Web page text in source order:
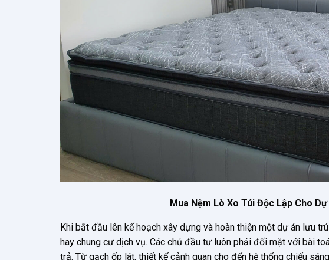
Mua Nệm Lò Xo Túi Độc Lập Cho
Khi bắt đầu lên kế hoạch xây dựng và hoàn thiện một dự án lưu
hay chung cư dịch vụ. Các chủ đầu tư luôn phải đối mặt với bài
trả. Từ gạch ốp lát, thiết kế cảnh quan cho đến hệ thống chiếu